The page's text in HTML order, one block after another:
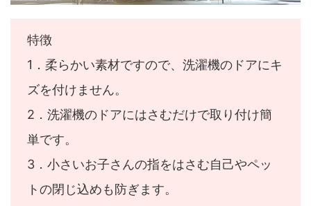
特徴
1．柔らかい素材ですので、洗濯機のドアにキ
ズを付けません。
2．洗濯機のドアにはさむだけで取り付け簡
単です。
3．小さいお子さんの指をはさむ自己やペッ
トの閉じ込めも防ぎます。